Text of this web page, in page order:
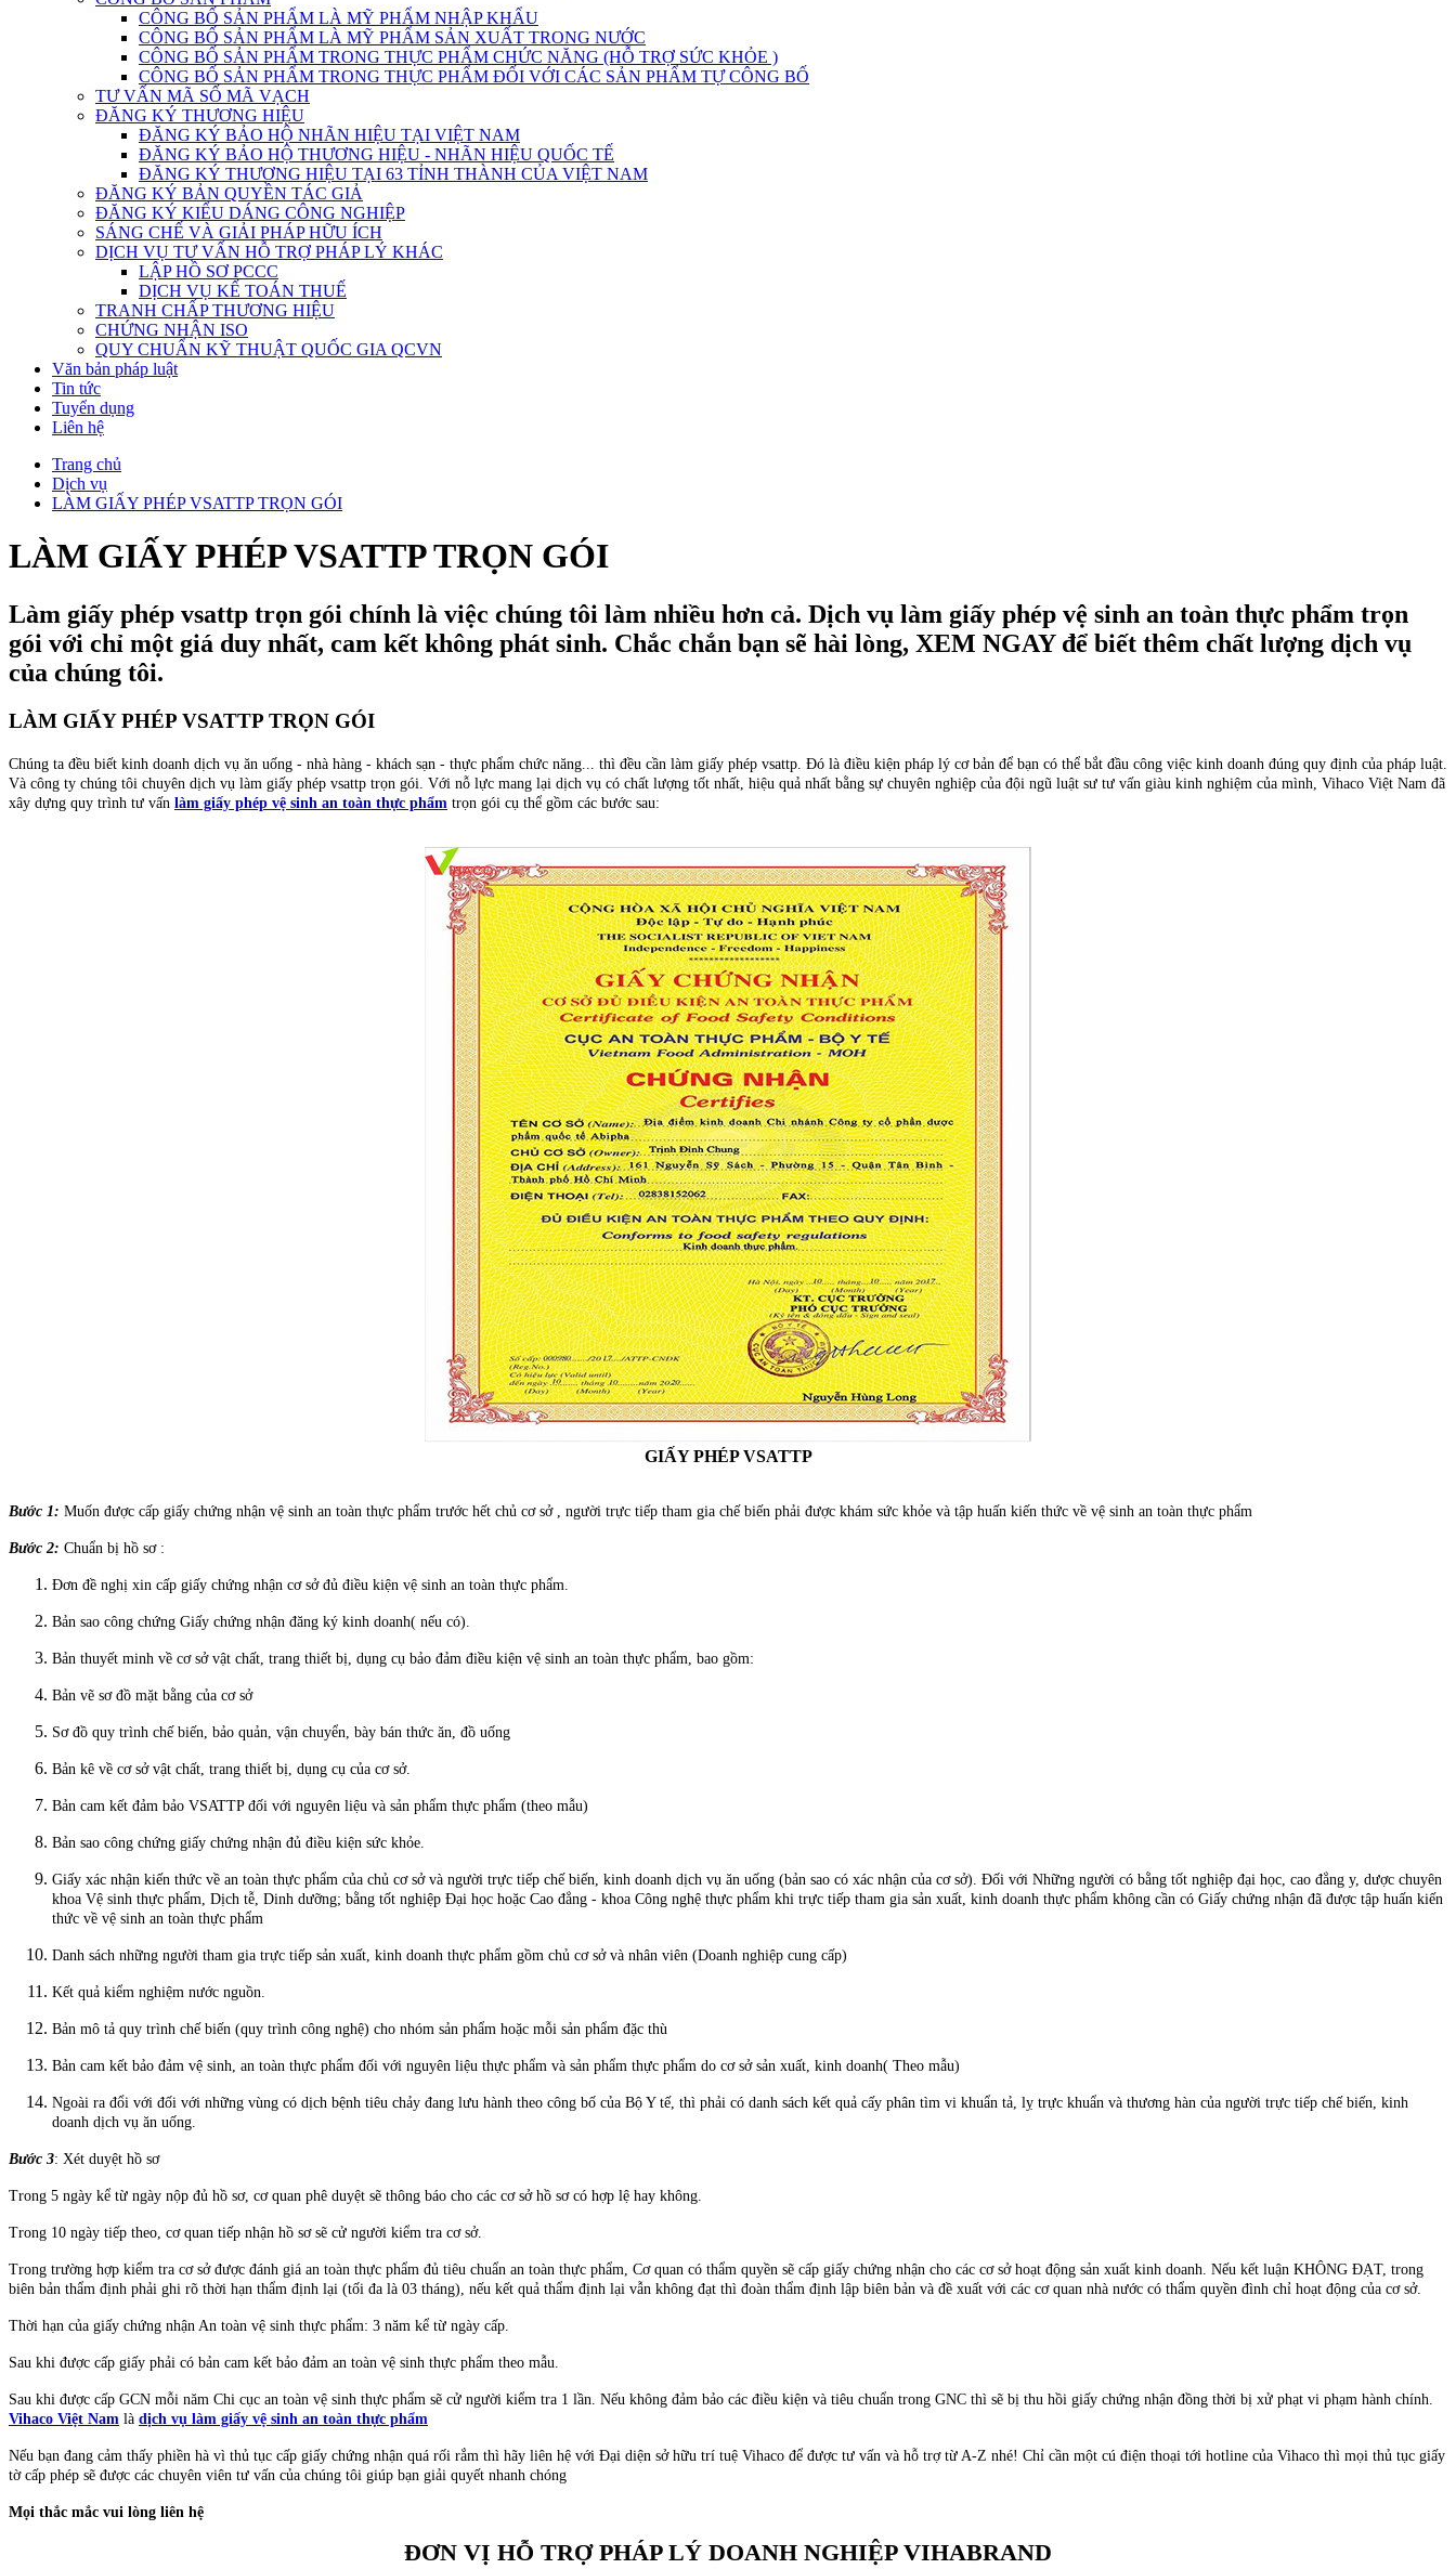
CÔNG BỐ SẢN PHẨM LÀ MỸ PHẨM NHẬP KHẨU
CÔNG BỐ SẢN PHẨM LÀ MỸ PHẨM SẢN XUẤT TRONG NƯỚC
CÔNG BỐ SẢN PHẨM TRONG THỰC PHẨM CHỨC NĂNG (HỖ TRỢ SỨC KHỎE )
CÔNG BỐ SẢN PHẨM TRONG THỰC PHẨM ĐỐI VỚI CÁC SẢN PHẨM TỰ CÔNG BỐ
TƯ VẤN MÃ SỐ MÃ VẠCH
ĐĂNG KÝ THƯƠNG HIỆU
ĐĂNG KÝ BẢO HỘ NHÃN HIỆU TẠI VIỆT NAM
ĐĂNG KÝ BẢO HỘ THƯƠNG HIỆU - NHÃN HIỆU QUỐC TẾ
ĐĂNG KÝ THƯƠNG HIỆU TẠI 63 TỈNH THÀNH CỦA VIỆT NAM
ĐĂNG KÝ BẢN QUYỀN TÁC GIẢ
ĐĂNG KÝ KIỂU DÁNG CÔNG NGHIỆP
SÁNG CHẾ VÀ GIẢI PHÁP HỮU ÍCH
DỊCH VỤ TƯ VẤN HỖ TRỢ PHÁP LÝ KHÁC
LẬP HỒ SƠ PCCC
DỊCH VỤ KẾ TOÁN THUẾ
TRANH CHẤP THƯƠNG HIỆU
CHỨNG NHẬN ISO
QUY CHUẨN KỸ THUẬT QUỐC GIA QCVN
Văn bản pháp luật
Tin tức
Tuyển dụng
Liên hệ
Trang chủ
Dịch vụ
LÀM GIẤY PHÉP VSATTP TRỌN GÓI
LÀM GIẤY PHÉP VSATTP TRỌN GÓI
Làm giấy phép vsattp trọn gói chính là việc chúng tôi làm nhiều hơn cả. Dịch vụ làm giấy phép vệ sinh an toàn thực phẩm trọn
gói với chỉ một giá duy nhất, cam kết không phát sinh. Chắc chắn bạn sẽ hài lòng, XEM NGAY để biết thêm chất lượng dịch vụ
của chúng tôi.
LÀM GIẤY PHÉP VSATTP TRỌN GÓI
Chúng ta đều biết kinh doanh dịch vụ ăn uống - nhà hàng - khách sạn - thực phẩm chức năng... thì đều cần làm giấy phép vsattp. Đó là điều kiện pháp lý cơ bản để bạn có thể bắt đầu công việc kinh doanh đúng quy định của pháp luật.
Và công ty chúng tôi chuyên dịch vụ làm giấy phép vsattp trọn gói. Với nỗ lực mang lại dịch vụ có chất lượng tốt nhất, hiệu quả nhất bằng sự chuyên nghiệp của đội ngũ luật sư tư vấn giàu kinh nghiệm của mình, Vihaco Việt Nam đã
xây dựng quy trình tư vấn làm giấy phép vệ sinh an toàn thực phẩm trọn gói cụ thể gồm các bước sau:
GIẤY PHÉP VSATTP
Bước 1: Muốn được cấp giấy chứng nhận vệ sinh an toàn thực phẩm trước hết chủ cơ sở , người trực tiếp tham gia chế biến phải được khám sức khỏe và tập huấn kiến thức về vệ sinh an toàn thực phẩm
Bước 2: Chuẩn bị hồ sơ :
Đơn đề nghị xin cấp giấy chứng nhận cơ sở đủ điều kiện vệ sinh an toàn thực phẩm.
Bản sao công chứng Giấy chứng nhận đăng ký kinh doanh( nếu có).
Bản thuyết minh về cơ sở vật chất, trang thiết bị, dụng cụ bảo đảm điều kiện vệ sinh an toàn thực phẩm, bao gồm:
Bản vẽ sơ đồ mặt bằng của cơ sở
Sơ đồ quy trình chế biến, bảo quản, vận chuyển, bày bán thức ăn, đồ uống
Bản kê về cơ sở vật chất, trang thiết bị, dụng cụ của cơ sở.
Bản cam kết đảm bảo VSATTP đối với nguyên liệu và sản phẩm thực phẩm (theo mẫu)
Bản sao công chứng giấy chứng nhận đủ điều kiện sức khỏe.
Giấy xác nhận kiến thức về an toàn thực phẩm của chủ cơ sở và người trực tiếp chế biến, kinh doanh dịch vụ ăn uống (bản sao có xác nhận của cơ sở). Đối với Những người có bằng tốt nghiệp đại học, cao đẳng y, dược chuyên
khoa Vệ sinh thực phẩm, Dịch tễ, Dinh dưỡng; bằng tốt nghiệp Đại học hoặc Cao đẳng - khoa Công nghệ thực phẩm khi trực tiếp tham gia sản xuất, kinh doanh thực phẩm không cần có Giấy chứng nhận đã được tập huấn kiến
thức về vệ sinh an toàn thực phẩm
Danh sách những người tham gia trực tiếp sản xuất, kinh doanh thực phẩm gồm chủ cơ sở và nhân viên (Doanh nghiệp cung cấp)
Kết quả kiểm nghiệm nước nguồn.
Bản mô tả quy trình chế biến (quy trình công nghệ) cho nhóm sản phẩm hoặc mỗi sản phẩm đặc thù
Bản cam kết bảo đảm vệ sinh, an toàn thực phẩm đối với nguyên liệu thực phẩm và sản phẩm thực phẩm do cơ sở sản xuất, kinh doanh( Theo mẫu)
Ngoài ra đổi với đối với những vùng có dịch bệnh tiêu chảy đang lưu hành theo công bố của Bộ Y tế, thì phải có danh sách kết quả cấy phân tìm vi khuẩn tả, lỵ trực khuẩn và thương hàn của người trực tiếp chế biến, kinh
doanh dịch vụ ăn uống.
Bước 3: Xét duyệt hồ sơ
Trong 5 ngày kể từ ngày nộp đủ hồ sơ, cơ quan phê duyệt sẽ thông báo cho các cơ sở hồ sơ có hợp lệ hay không.
Trong 10 ngày tiếp theo, cơ quan tiếp nhận hồ sơ sẽ cử người kiểm tra cơ sở.
Trong trường hợp kiểm tra cơ sở được đánh giá an toàn thực phẩm đủ tiêu chuẩn an toàn thực phẩm, Cơ quan có thẩm quyền sẽ cấp giấy chứng nhận cho các cơ sở hoạt động sản xuất kinh doanh. Nếu kết luận KHÔNG ĐẠT, trong
biên bản thẩm định phải ghi rõ thời hạn thẩm định lại (tối đa là 03 tháng), nếu kết quả thẩm định lại vẫn không đạt thì đoàn thẩm định lập biên bản và đề xuất với các cơ quan nhà nước có thẩm quyền đình chỉ hoạt động của cơ sở.
Thời hạn của giấy chứng nhận An toàn vệ sinh thực phẩm: 3 năm kể từ ngày cấp.
Sau khi được cấp giấy phải có bản cam kết bảo đảm an toàn vệ sinh thực phẩm theo mẫu.
Sau khi được cấp GCN mỗi năm Chi cục an toàn vệ sinh thực phẩm sẽ cử người kiểm tra 1 lần. Nếu không đảm bảo các điều kiện và tiêu chuẩn trong GNC thì sẽ bị thu hồi giấy chứng nhận đồng thời bị xử phạt vi phạm hành chính.
Vihaco Việt Nam là dịch vụ làm giấy vệ sinh an toàn thực phẩm
Nếu bạn đang cảm thấy phiền hà vì thủ tục cấp giấy chứng nhận quá rối rắm thì hãy liên hệ với Đại diện sở hữu trí tuệ Vihaco để được tư vấn và hỗ trợ từ A-Z nhé! Chỉ cần một cú điện thoại tới hotline của Vihaco thì mọi thủ tục giấy
tờ cấp phép sẽ được các chuyên viên tư vấn của chúng tôi giúp bạn giải quyết nhanh chóng
Mọi thắc mắc vui lòng liên hệ
ĐƠN VỊ HỖ TRỢ PHÁP LÝ DOANH NGHIỆP VIHABRAND